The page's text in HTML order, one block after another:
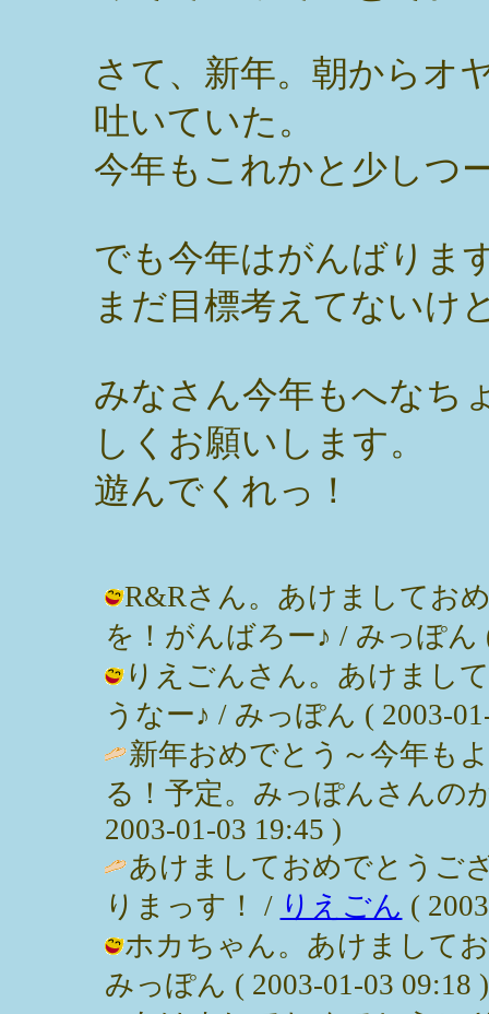
さて、新年。朝からオ
吐いていた。
今年もこれかと少しつ
でも今年はがんばりま
まだ目標考えてないけ
みなさん今年もへなち
しくお願いします。
遊んでくれっ！
R&Rさん。あけましてお
を！がんばろー♪ / みっぽん
りえごんさん。あけまし
うなー♪ / みっぽん ( 2003-
新年おめでとう～今年も
る！予定。みっぽんさんの
2003-01-03 19:45 )
あけましておめでとうご
りまっす！ / りえごん (
ホカちゃん。あけまして
みっぽん ( 2003-01-03 09:18 )